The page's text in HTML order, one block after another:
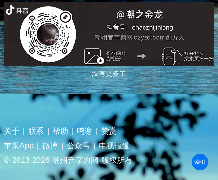
没有更多了
关于 联系 帮助 鸣谢
赞赏
苹果App
微博 公众号 | 电视报道
© 2013-2026 潮州音字典网 版权所有 部首
笔划
拼音
潮拼